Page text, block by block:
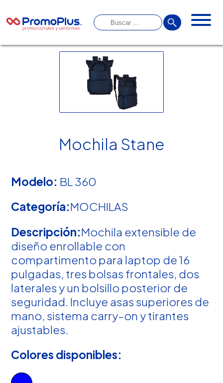
Mochila Stane
Modelo: BL 360
Categoría:MOCHILAS
Descripción:Mochila extensible de
diseño enrollable con
compartimento para laptop de 16
pulgadas, tres bolsas frontales, dos
laterales y un bolsillo posterior de
seguridad. Incluye asas superiores de
mano, sistema carry-on y tirantes
ajustables.
Colores disponibles: